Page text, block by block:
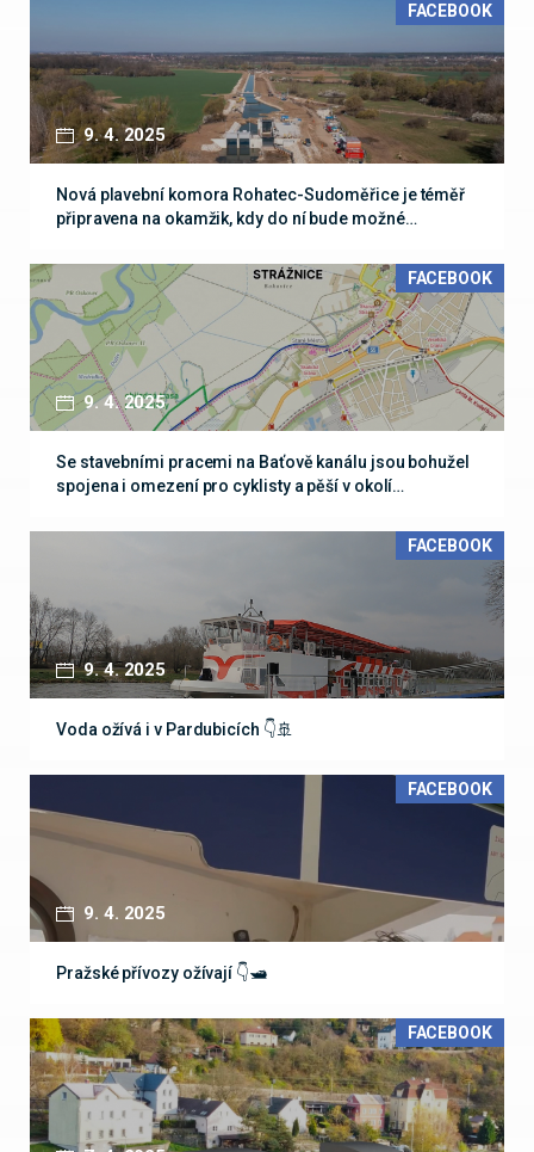
9. 4. 2025
FACEBOOK
Nová plavební komora Rohatec-Sudoměřice je téměř
připravena na okamžik, kdy do ní bude možné…
9. 4. 2025
FACEBOOK
Se stavebními pracemi na Baťově kanálu jsou bohužel
spojena i omezení pro cyklisty a pěší v okolí…
9. 4. 2025
FACEBOOK
Voda ožívá i v Pardubicích 👇🚢
9. 4. 2025
FACEBOOK
Pražské přívozy ožívají 👇🛥
FACEBOOK